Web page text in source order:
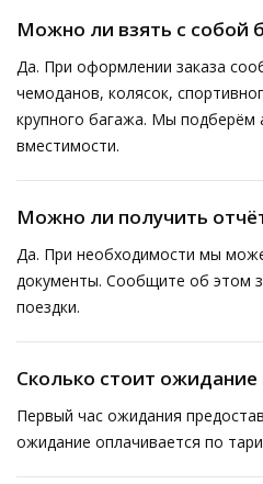
Можно ли взять с собой
Да. При оформлении заказа
чемоданов, колясок,
крупного багажа. Мы
вместимости.
Можно ли получить
Да. При необходимости мы
документы. Сообщите об этом
поездки.
Сколько стоит ожидание
Первый час ожидания
ожидание оплачивается по